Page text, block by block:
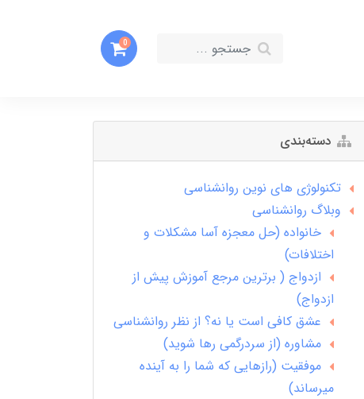
0
دسته‌بندی
تکنولوژی های نوین روانشناسی
وبلاگ روانشناسی
خانواده (حل معجزه آسا مشکلات و
اختلافات)
ازدواج ( برترین مرجع آموزش پیش از
ازدواج)
عشق کافی است یا نه؟ از نظر روانشناسی
مشاوره (از سردرگمی رها شوید)
موفقیت (رازهایی که شما را به آینده
میرساند)